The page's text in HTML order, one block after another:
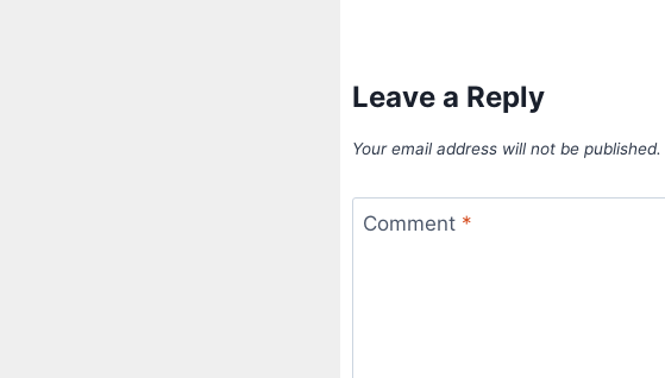
Leave a Reply
Your email address will not be published.
Comment *